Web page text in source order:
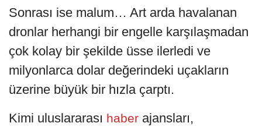
Sonrası ise malum… Art arda havalanan
dronlar herhangi bir engelle karşılaşmadan
çok kolay bir şekilde üsse ilerledi ve
milyonlarca dolar değerindeki uçakların
üzerine büyük bir hızla çarptı.
Kimi uluslararası haber ajansları,